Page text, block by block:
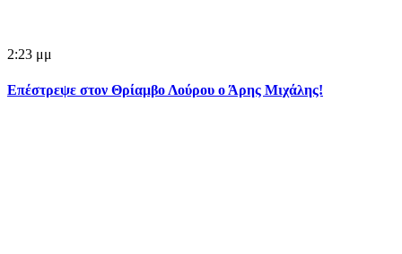
2:23 μμ
Επέστρεψε στον Θρίαμβο Λούρου ο Άρης Μιχάλης!